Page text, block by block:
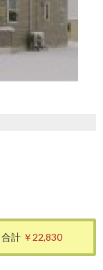
合計 ￥22,830